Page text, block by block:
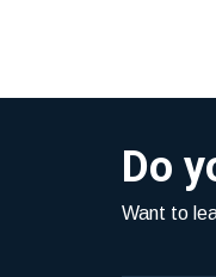
Do
Want to